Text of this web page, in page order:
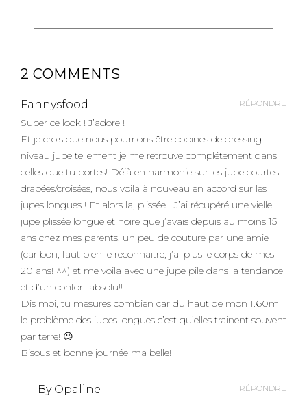
2 COMMENTS
Fannysfood RÉPONDRE
Super ce look ! J’adore !
Et je crois que nous pourrions être copines de dressing
niveau jupe tellement je me retrouve complétement dans
celles que tu portes! Déjà en harmonie sur les jupe courtes
drapées/croisées, nous voila à nouveau en accord sur les
jupes longues ! Et alors la, plissée… J’ai récupéré une vielle
jupe plissée longue et noire que j’avais depuis au moins 15
ans chez mes parents, un peu de couture par une amie
(car bon, faut bien le reconnaitre, j’ai plus le corps de mes
20 ans! ^^) et me voila avec une jupe pile dans la tendance
et d’un confort absolu!!
Dis moi, tu mesures combien car du haut de mon 1.60m
le problème des jupes longues c’est qu’elles trainent souvent
par terre! 😉
Bisous et bonne journée ma belle!
By Opaline RÉPONDRE